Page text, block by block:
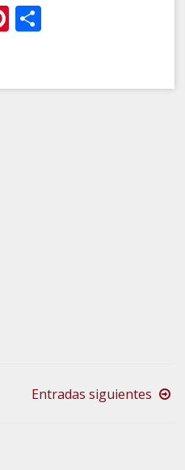
Pinterest
Entradas siguientes